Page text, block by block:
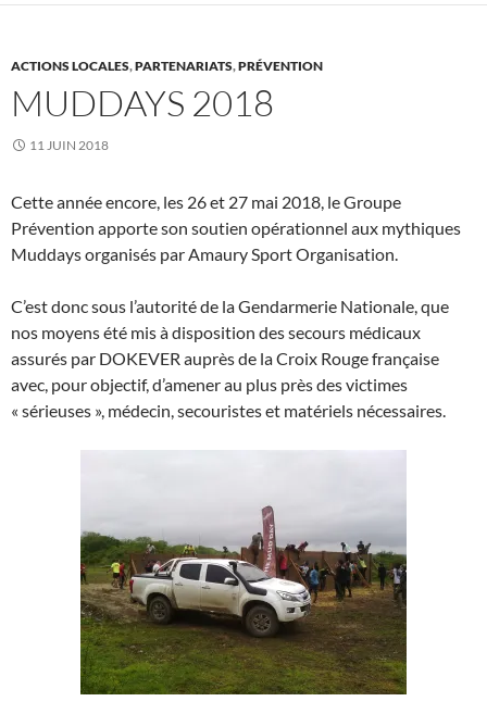
ACTIONS LOCALES,PARTENARIATS,PRÉVENTION
MUDDAYS 2018
11 JUIN 2018
Cette année encore, les 26 et 27 mai 2018, le Groupe
Prévention apporte son soutien opérationnel aux mythiques
Muddays organisés par Amaury Sport Organisation.
C’est donc sous l’autorité de la Gendarmerie Nationale, que
nos moyens été mis à disposition des secours médicaux
assurés par DOKEVER auprès de la Croix Rouge française
avec, pour objectif, d’amener au plus près des victimes
« sérieuses », médecin, secouristes et matériels nécessaires.